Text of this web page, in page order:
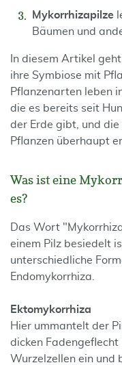
Mykorrhizapilze
Bäumen und
In diesem Artikel
ihre Symbiose mit
Pflanzenarten leben
die es bereits seit
der Erde gibt, und
Pflanzen überhaupt
Was ist eine
es?
Das Wort
einem Pilz besiedelt
unterschiedliche
Endomykorrhiza.
Ektomykorrhiza
Hier ummantelt der
dicken
Wurzelzellen ein und